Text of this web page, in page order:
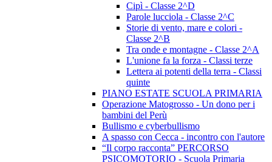
Cipì - Classe 2^D
Parole lucciola - Classe 2^C
Storie di vento, mare e colori -
Classe 2^B
Tra onde e montagne - Classe 2^A
L'unione fa la forza - Classi terze
Lettera ai potenti della terra - Classi
quinte
PIANO ESTATE SCUOLA PRIMARIA
Operazione Matogrosso - Un dono per i
bambini del Perù
Bullismo e cyberbullismo
A spasso con Cecca - incontro con l'autore
“Il corpo racconta” PERCORSO
PSICOMOTORIO - Scuola Primaria